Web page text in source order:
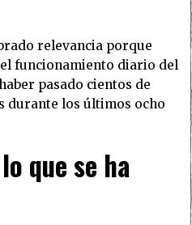
relevancia porque
funcionamiento diario del
pasado cientos de
durante los últimos ocho
que se ha